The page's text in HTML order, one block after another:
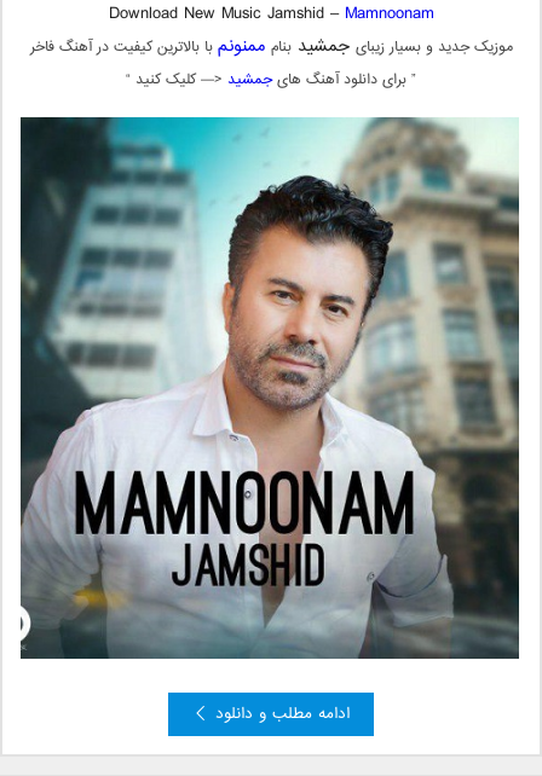
Download New Music Jamshid – Mamnoonam
موزیک جدید و بسیار زیبای جمشیدبنام ممنونمبا بالاترین کیفیت در آهنگ فاخر
” برای دانلود آهنگ هایجمشید <— کلیک کنید “
ادامه مطلب و دانلود